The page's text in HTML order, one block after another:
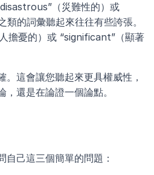
（災難性的）或
類的詞彙聽起來往往有些誇張。
擔憂的）或 “significant”（顯著
。這會讓您聽起來更具權威性，
還是在論證一個論點。
自己這三個簡單的問題：